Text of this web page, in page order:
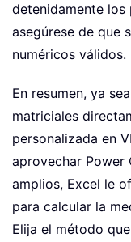
detenidamente
asegúrese de que
numéricos válidos.
En resumen, ya
matriciales
personalizada en
aprovechar Power
amplios, Excel le
para calcular la
Elija el método